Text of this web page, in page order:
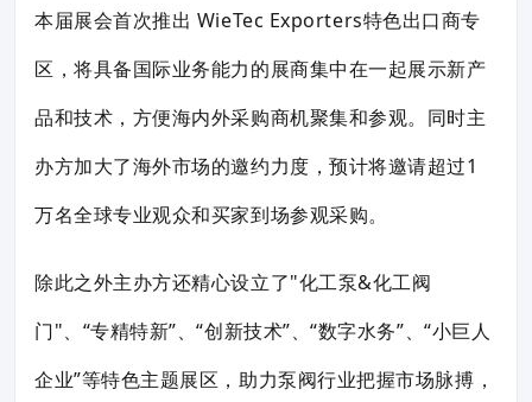
本届展会首次推出 WieTec Exporters特色出口商专
区，将具备国际业务能力的展商集中在一起展示新产
品和技术，方便海内外采购商机聚集和参观。同时主
办方加大了海外市场的邀约力度，预计将邀请超过1
万名全球专业观众和买家到场参观采购。
除此之外主办方还精心设立了"化工泵&化工阀
门"、“专精特新”、“创新技术”、“数字水务”、“小巨人
企业”等特色主题展区，助力泵阀行业把握市场脉搏，